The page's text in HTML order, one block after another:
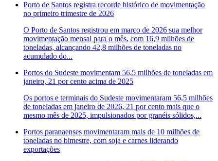
Porto de Santos registra recorde histórico de movimentação
no primeiro trimestre de 2026
O Porto de Santos registrou em março de 2026 sua melhor
movimentação mensal para o mês, com 16,9 milhões de
toneladas, alcançando 42,8 milhões de toneladas no
acumulado do...
Portos do Sudeste movimentam 56,5 milhões de toneladas em
janeiro, 21 por cento acima de 2025
Os portos e terminais do Sudeste movimentaram 56,5 milhões
de toneladas em janeiro de 2026, 21 por cento mais que o
mesmo mês de 2025, impulsionados por granéis sólidos,...
Portos paranaenses movimentaram mais de 10 milhões de
toneladas no bimestre, com soja e carnes liderando
exportações